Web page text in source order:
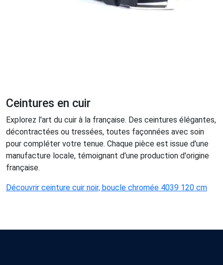
Ceintures en cuir
Explorez l'art du cuir à la française. Des ceintures élégantes,
décontractées ou tressées, toutes façonnées avec soin
pour compléter votre tenue. Chaque pièce est issue d'une
manufacture locale, témoignant d'une production d'origine
française.
Découvrir ceinture cuir noir, boucle chromée 4039 120 cm